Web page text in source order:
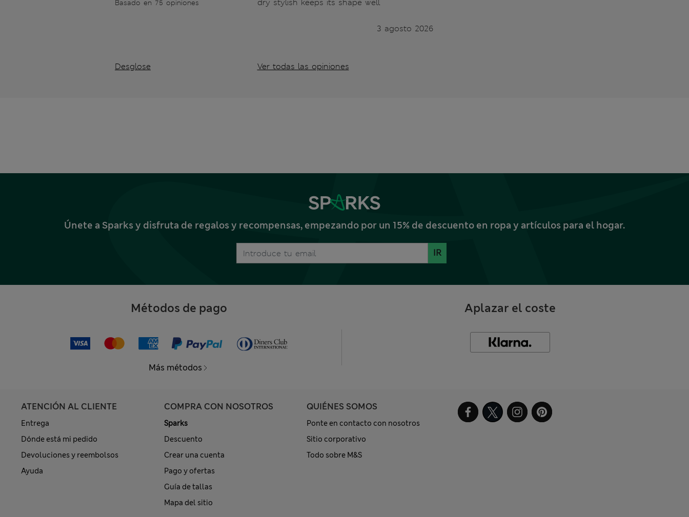
Basado en 75 opiniones
Desglose
dry stylish keeps its shape well
3 agosto 2026
Ver todas las opiniones
Únete a Sparks y disfruta de regalos y recompensas, empezando por un 15% de descuento en ropa y artículos para el hogar.
IR
Métodos de pago
Más métodos
Aplazar el coste
ATENCIÓN AL CLIENTE
Entrega
Dónde está mi pedido
Devoluciones y reembolsos
Ayuda
COMPRA CON NOSOTROS
Sparks
Descuento
Crear una cuenta
Pago y ofertas
Guía de tallas
Mapa del sitio
QUIÉNES SOMOS
Ponte en contacto con nosotros
Sitio corporativo
Todo sobre M&S